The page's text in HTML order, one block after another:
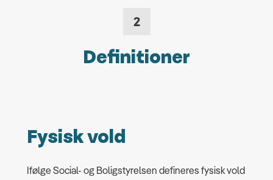
2
Definitioner
Fysisk vold
Ifølge Social- og Boligstyrelsen defineres fysisk vold